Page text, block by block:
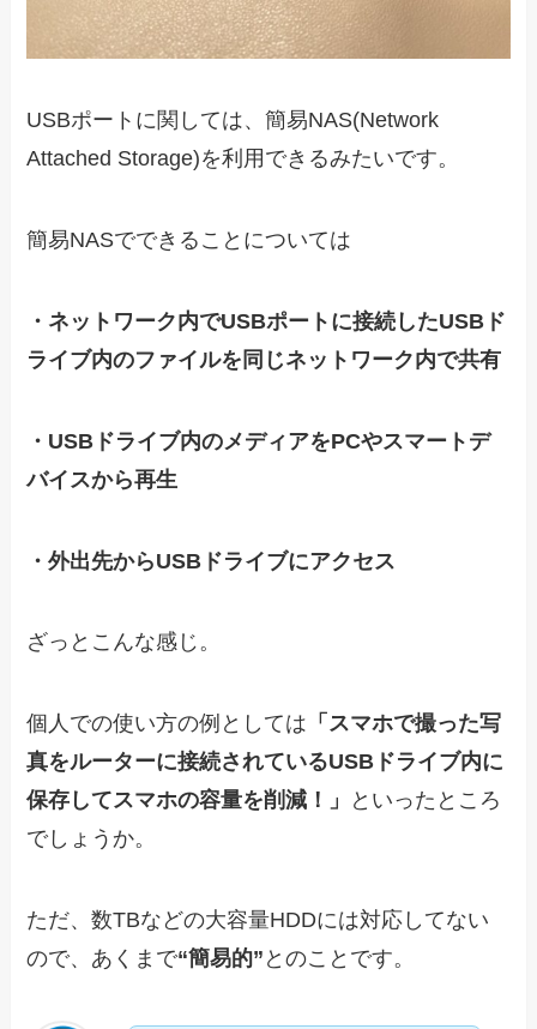
USBポートに関しては、簡易NAS(Network
Attached Storage)を利用できるみたいです。
簡易NASでできることについては
・ネットワーク内でUSBポートに接続したUSBド
ライブ内のファイルを同じネットワーク内で共有
・USBドライブ内のメディアをPCやスマートデ
バイスから再生
・外出先からUSBドライブにアクセス
ざっとこんな感じ。
個人での使い方の例としては 「スマホで撮った写
真をルーターに接続されているUSBドライブ内に
保存してスマホの容量を削減！」
といったところ
でしょうか。
ただ、数TBなどの大容量HDDには対応してない
ので、あくまで“簡易的” とのことです。